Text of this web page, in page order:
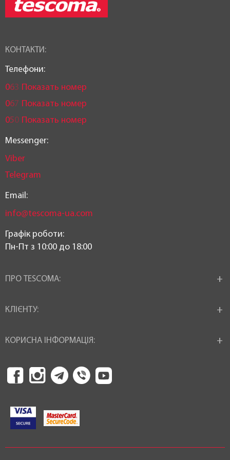
КОНТАКТИ:
Телефони:
063 Показать номер
067 Показать номер
050 Показать номер
Messenger:
Viber
Telegram
Email:
info@tescoma-ua.com
Графік роботи:
Пн-Пт з 10:00 до 18:00
ПРО TESCOMA:
КЛІЄНТУ:
КОРИСНА ІНФОРМАЦІЯ: